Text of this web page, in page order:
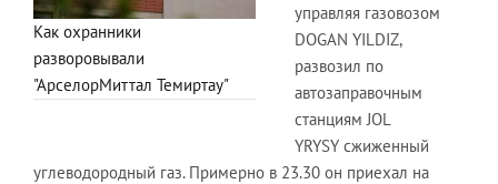
Как охранники
разворовывали
"АрселорМиттал Темиртау"
управляя газовозом
DOGAN YILDIZ,
развозил по
автозаправочным
станциям JOL
YRYSY сжиженный
углеводородный газ. Примерно в 23.30 он приехал на